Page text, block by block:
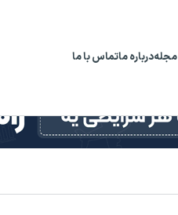
مجلهدرباره ماتماس با ما